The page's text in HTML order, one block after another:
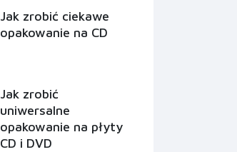
Jak zrobić ciekawe
opakowanie na CD
Jak zrobić
uniwersalne
opakowanie na płyty
CD i DVD